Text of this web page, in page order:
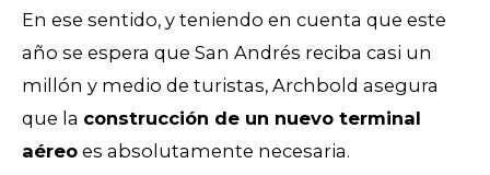
En ese sentido, y teniendo en cuenta que este
año se espera que San Andrés reciba casi un
millón y medio de turistas, Archbold asegura
que la construcción de un nuevo terminal
aéreo es absolutamente necesaria.